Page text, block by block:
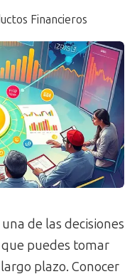
Financieros
de las decisiones
puedes tomar
plazo. Conocer